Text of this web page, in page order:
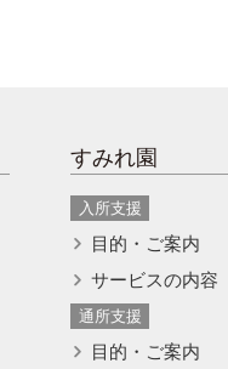
すみれ園
入所支援
目的・ご案内
サービスの内容
通所支援
目的・ご案内